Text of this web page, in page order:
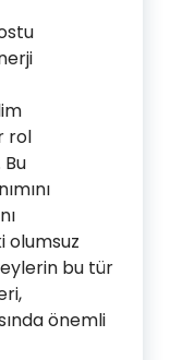
rol
olumsuz
bu tür
önemli